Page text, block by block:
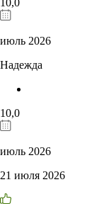
июль 2026
Надежда
10,0
июль 2026
21 июля 2026